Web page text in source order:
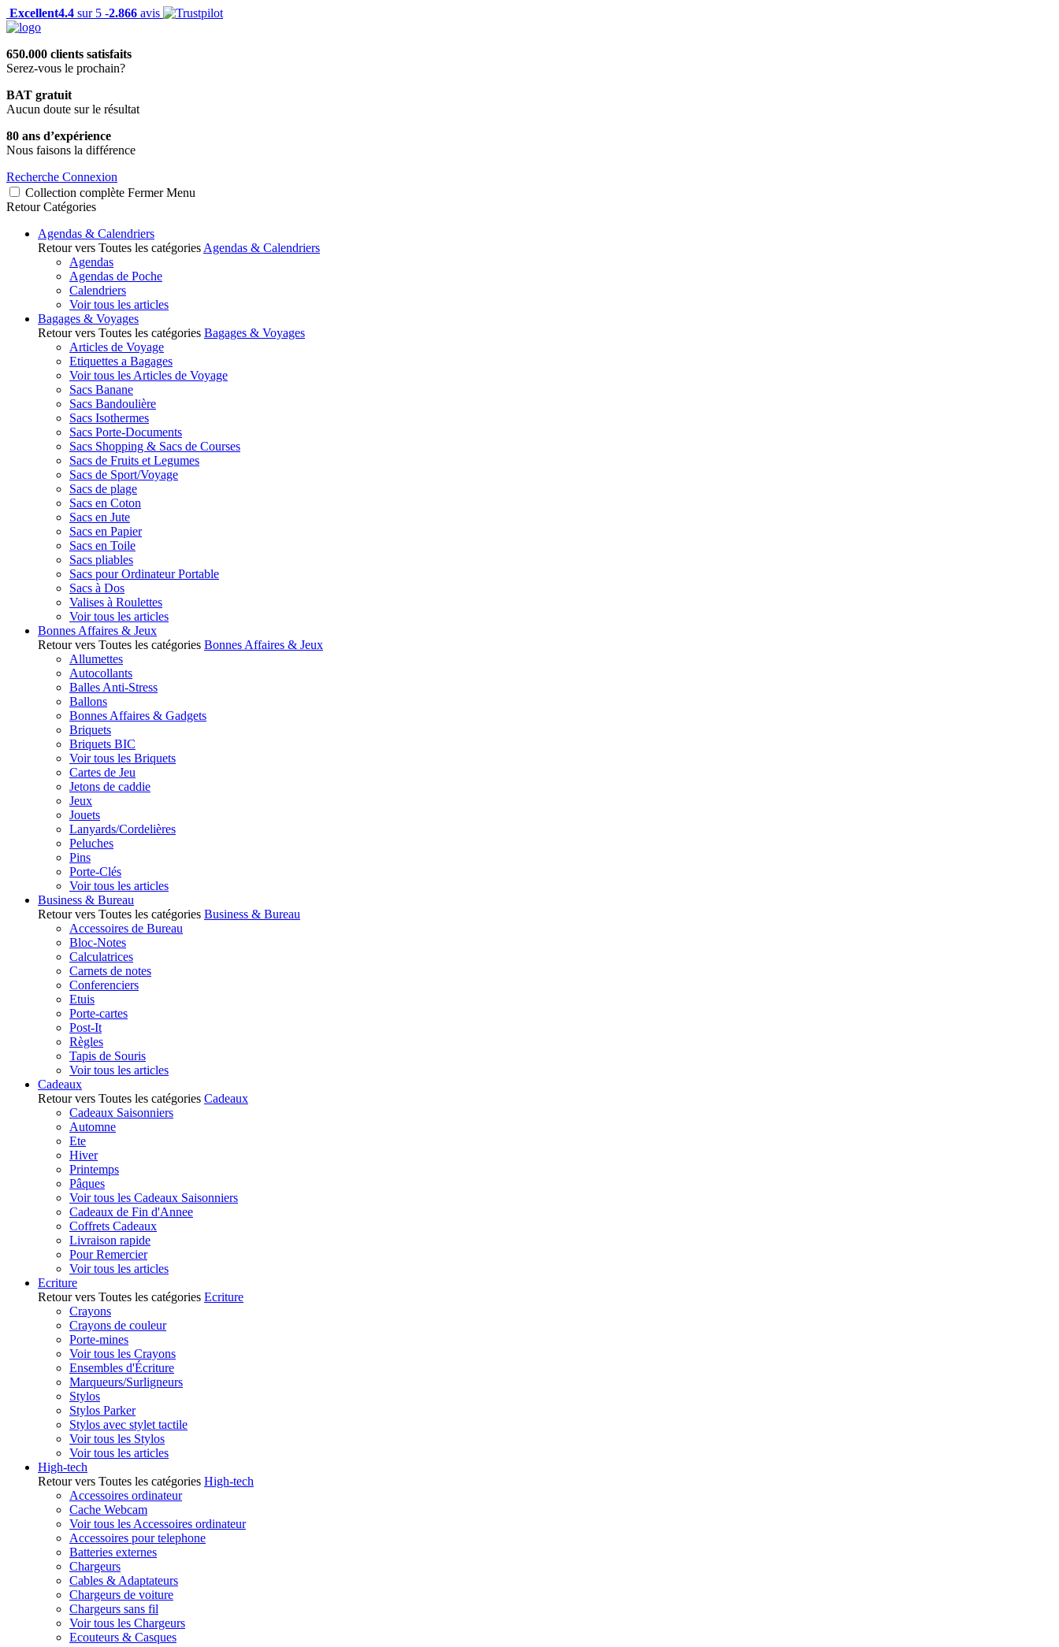
Excellent4.4 sur 5 -2.866 avis
650.000 clients satisfaits
Serez-vous le prochain?
BAT gratuit
Aucun doute sur le résultat
80 ans d’expérience
Nous faisons la différence
Recherche Connexion
Collection complète Fermer Menu
Retour Catégories
Agendas & Calendriers
Retour vers Toutes les catégories Agendas & Calendriers
Agendas
Agendas de Poche
Calendriers
Voir tous les articles
Bagages & Voyages
Retour vers Toutes les catégories Bagages & Voyages
Articles de Voyage
Etiquettes a Bagages
Voir tous les Articles de Voyage
Sacs Banane
Sacs Bandoulière
Sacs Isothermes
Sacs Porte-Documents
Sacs Shopping & Sacs de Courses
Sacs de Fruits et Legumes
Sacs de Sport/Voyage
Sacs de plage
Sacs en Coton
Sacs en Jute
Sacs en Papier
Sacs en Toile
Sacs pliables
Sacs pour Ordinateur Portable
Sacs à Dos
Valises à Roulettes
Voir tous les articles
Bonnes Affaires & Jeux
Retour vers Toutes les catégories Bonnes Affaires & Jeux
Allumettes
Autocollants
Balles Anti-Stress
Ballons
Bonnes Affaires & Gadgets
Briquets
Briquets BIC
Voir tous les Briquets
Cartes de Jeu
Jetons de caddie
Jeux
Jouets
Lanyards/Cordelières
Peluches
Pins
Porte-Clés
Voir tous les articles
Business & Bureau
Retour vers Toutes les catégories Business & Bureau
Accessoires de Bureau
Bloc-Notes
Calculatrices
Carnets de notes
Conferenciers
Etuis
Porte-cartes
Post-It
Règles
Tapis de Souris
Voir tous les articles
Cadeaux
Retour vers Toutes les catégories Cadeaux
Cadeaux Saisonniers
Automne
Ete
Hiver
Printemps
Pâques
Voir tous les Cadeaux Saisonniers
Cadeaux de Fin d'Annee
Coffrets Cadeaux
Livraison rapide
Pour Remercier
Voir tous les articles
Ecriture
Retour vers Toutes les catégories Ecriture
Crayons
Crayons de couleur
Porte-mines
Voir tous les Crayons
Ensembles d'Écriture
Marqueurs/Surligneurs
Stylos
Stylos Parker
Stylos avec stylet tactile
Voir tous les Stylos
Voir tous les articles
High-tech
Retour vers Toutes les catégories High-tech
Accessoires ordinateur
Cache Webcam
Voir tous les Accessoires ordinateur
Accessoires pour telephone
Batteries externes
Chargeurs
Cables & Adaptateurs
Chargeurs de voiture
Chargeurs sans fil
Voir tous les Chargeurs
Ecouteurs & Casques